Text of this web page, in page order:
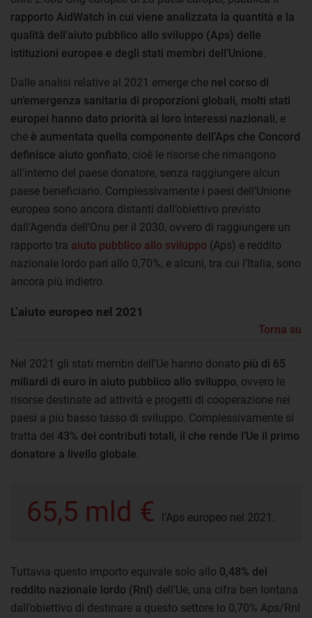
rapporto AidWatch in cui viene analizzata la quantità e la
qualità dell’aiuto pubblico allo sviluppo (Aps) delle
istituzioni europee e degli stati membri dell’Unione
Dalle analisi relative al 2021 emerge che nel corso di
un’emergenza sanitaria di proporzioni globali, molti stati
europei hanno dato priorità ai loro interessi nazionali, e
che è aumentata quella componente dell’Aps che Concord
definisce aiuto gonfiato, cioè le risorse che rimangono
all’interno del paese donatore, senza raggiungere alcun
paese beneficiario. Complessivamente i paesi dell’Unione
europea sono ancora distanti dall’obiettivo previsto
dall’Agenda dell’Onu per il 2030, ovvero di raggiungere un
rapporto tra aiuto pubblico allo sviluppo (Aps) e reddito
nazionale lordo pari allo 0,70%, e alcuni, tra cui l’Italia, sono
ancora più indietro.
L’aiuto europeo nel 2021
Torna su
Nel 2021 gli stati membri dell’Ue hanno donato più di 65
miliardi di euro in aiuto pubblico allo sviluppo, ovvero le
risorse destinate ad attività e progetti di cooperazione nei
paesi a più basso tasso di sviluppo. Complessivamente si
tratta del 43% dei contributi totali, il che rende l’Ue il primo
donatore a livello globale
65,5 mld € l’Aps europeo nel 2021.
Tuttavia questo importo equivale solo allo 0,48% del
reddito nazionale lordo (Rnl) dell’Ue, una cifra ben lontana
dall’obiettivo di destinare a questo settore lo 0,70% Aps/Rnl